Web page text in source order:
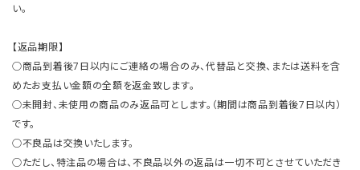
い。
【返品期限】
○商品到着後7日以内にご連絡の場合のみ、代替品と交換、または送料を含
めたお支払い金額の全額を返金致します。
○未開封、未使用の商品のみ返品可とします。（期間は商品到着後7日以内）
です。
○不良品は交換いたします。
○ただし、特注品の場合は、不良品以外の返品は一切不可とさせていただき